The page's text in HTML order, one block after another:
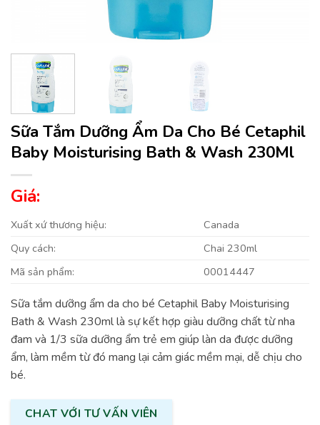
Sữa Tắm Dưỡng Ẩm Da Cho Bé Cetaphil
Baby Moisturising Bath & Wash 230Ml
Giá:
Xuất xứ thương hiệu:
Canada
Quy cách:
Chai 230ml
Mã sản phẩm:
00014447
Sữa tắm dưỡng ẩm da cho bé Cetaphil Baby Moisturising
Bath & Wash 230ml là sự kết hợp giàu dưỡng chất từ nha
đam và 1/3 sữa dưỡng ẩm trẻ em giúp làn da được dưỡng
ẩm, làm mềm từ đó mang lại cảm giác mềm mại, dễ chịu cho
bé.
CHAT VỚI TƯ VẤN VIÊN